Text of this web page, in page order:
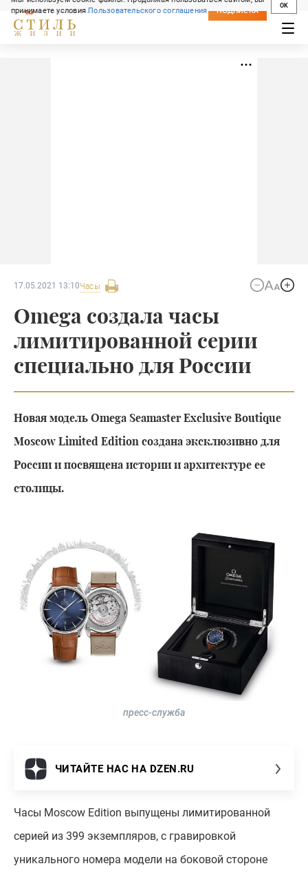
принимаете условияПользовательского соглашения
OK
СВЕЖИЙ НОМЕР
ПОДПИСКА
17.05.2021 13:10Часы
Omega создала часы
лимитированной серии
специально для России
Новая модель Omega Seamaster Exclusive Boutique
Moscow Limited Edition создана эксклюзивно для
России и посвящена истории и архитектуре ее
столицы.
пресс-служба
ЧИТАЙТЕ НАС НА DZEN.RU
Часы Moscow Edition выпущены лимитированной
серией из 399 экземпляров, с гравировкой
уникального номера модели на боковой стороне